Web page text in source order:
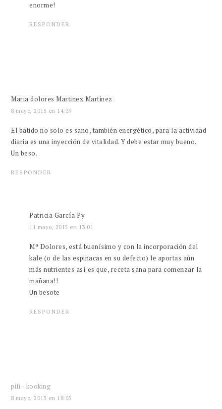
enorme!
RESPONDER
Maria dolores Martinez Martinez
8 mayo, 2015 en 14:39
El batido no solo es sano, también energético, para la actividad
diaria es una inyección de vitalidad. Y debe estar muy bueno.
Un beso.
RESPONDER
Patricia García Py
11 mayo, 2015 en 13:01
Mª Dolores, está buenísimo y con la incorporación del
kale (o de las espinacas en su defecto) le aportas aún
más nutrientes así es que, receta sana para comenzar la
mañana!!
Un besote
RESPONDER
pili - kooking
8 mayo, 2015 en 18:05